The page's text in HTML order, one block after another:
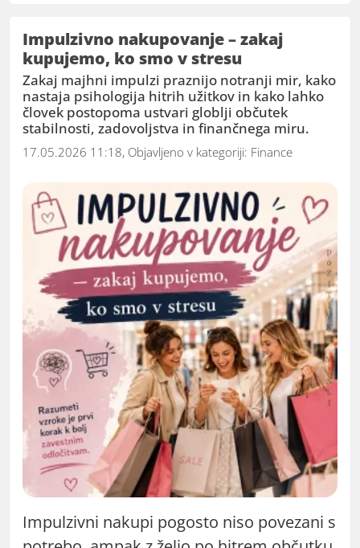
Impulzivno nakupovanje – zakaj
kupujemo, ko smo v stresu
Zakaj majhni impulzi praznijo notranji mir, kako
nastaja psihologija hitrih užitkov in kako lahko
človek postopoma ustvari globlji občutek
stabilnosti, zadovoljstva in finančnega miru.
17.05.2026 11:18, Objavljeno v kategoriji: Finance
Impulzivni nakupi pogosto niso povezani s